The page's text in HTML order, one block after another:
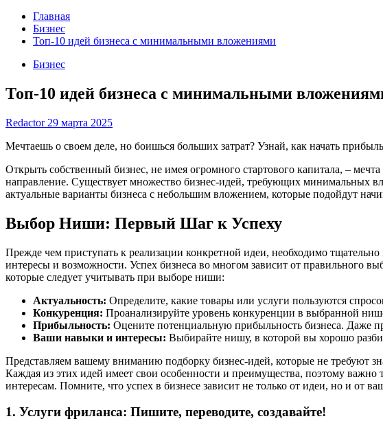
Главная
Бизнес
Топ-10 идей бизнеса с минимальными вложениями
Бизнес
Топ-10 идей бизнеса с минимальными
Redactor 29 марта 2025
Мечтаешь о своем деле, но боишься больших затрат? Узнай, как начать
Открыть собственный бизнес, не имея огромного стартового капитала, –
направление. Существует множество бизнес-идей, требующих минимальных
актуальные варианты бизнеса с небольшим вложением, которые подойдут
Выбор Ниши: Первый Шаг к Успеху
Прежде чем приступать к реализации конкретной идеи, необходимо
интересы и возможности. Успех бизнеса во многом зависит от правильного
которые следует учитывать при выборе ниши:
Актуальность: Определите, какие товары или услуги пользуются
Конкуренция: Проанализируйте уровень конкуренции в выбранной
Прибыльность: Оцените потенциальную прибыльность бизнеса. Даже
Ваши навыки и интересы: Выбирайте нишу, в которой вы хорошо
Представляем вашему вниманию подборку бизнес-идей, которые не требуют
Каждая из этих идей имеет свои особенности и преимущества, поэтому
интересам. Помните, что успех в бизнесе зависит не только от идеи, но и от
1. Услуги фриланса: Пишите, переводите, создавайте!